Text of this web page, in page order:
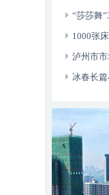
少？
“莎莎舞
有，还可以
1000张
位于——
泸州市
动自行车
冰春长